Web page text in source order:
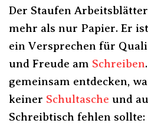
Der Staufen
mehr als nur Papier. Er
ein Versprechen für
und Freude am Schreiben
gemeinsam entdecken,
keiner Schultasche und
Schreibtisch fehlen sollte: